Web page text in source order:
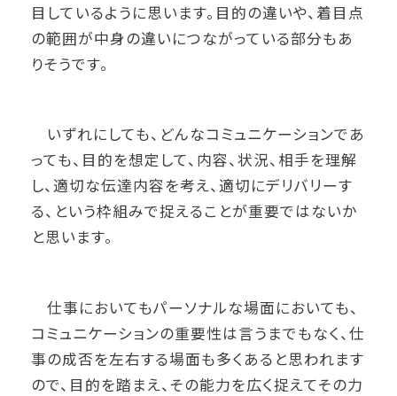
目しているように思います。目的の違いや、着目点
の範囲が中身の違いにつながっている部分もあ
りそうです。
いずれにしても、どんなコミュニケーションであ
っても、目的を想定して、内容、状況、相手を理解
し、適切な伝達内容を考え、適切にデリバリーす
る、という枠組みで捉えることが重要ではないか
と思います。
仕事においてもパーソナルな場面においても、
コミュニケーションの重要性は言うまでもなく、仕
事の成否を左右する場面も多くあると思われます
ので、目的を踏まえ、その能力を広く捉えてその力